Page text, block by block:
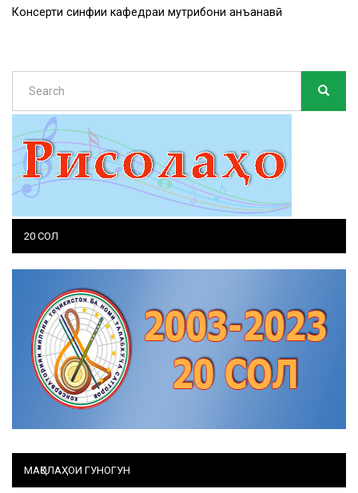
Консерти синфии кафедраи мутрибони анъанавӣ
Search
20 СОЛ
МАҚОЛАҲОИ ГУНОГУН